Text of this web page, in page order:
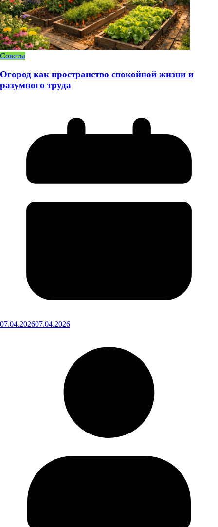
Советы
Огород как пространство спокойной жизни и
разумного труда
07.04.202607.04.2026